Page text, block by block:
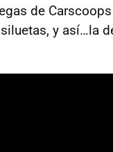
de
y así…la